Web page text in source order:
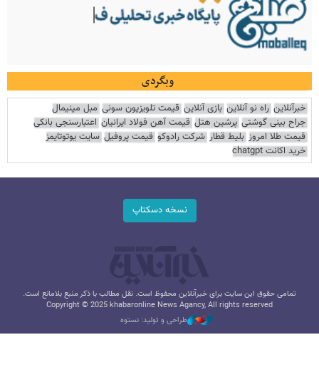
وبگردی
خبرآنلاین راه نو آنلاین بازی آنلاین قیمت تلویزیون سونی مبل مینیمال
جراح بینی گوشتی پرشین هتل قیمت آهن فولاد ایرانیان اعتبارسنجی بانکی
قیمت طلا امروز بلیط قطار شرکت رادوکو قیمت پروفیل سایت یوتوتایمز
خرید اکانت chatgpt
نسخه دسکتاپ
تمامی حقوق این سایت برای خبرآنلاین محفوظ است. نقل مطالب با ذکر منبع بلامانع است.
Copyright © 2025 khabaronline News Agancy, All rights reserved
طراحی و تولید: نستوه